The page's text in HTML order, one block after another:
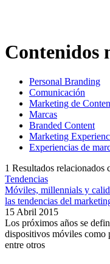
Contenidos
Personal Branding
Comunicación
Marketing de
Marcas
Branded Content
Marketing
Experiencias de
1 Resultados relacionados
Tendencias
Móviles, millennials y
las tendencias del
15 Abril 2015
Los próximos años se
dispositivos móviles como
entre otros